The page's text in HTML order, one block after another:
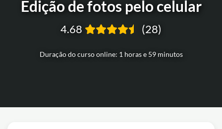
Edição de fotos pelo celular
Duração do curso online: 1 horas e 59 minutos
4.68 (28)